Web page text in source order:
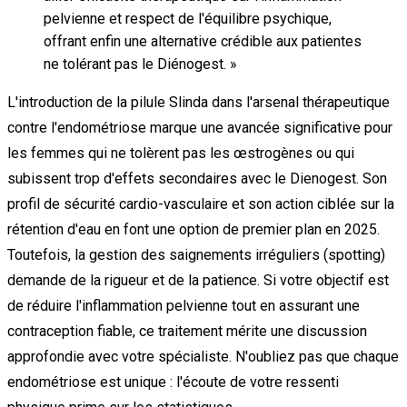
pelvienne et respect de l'équilibre psychique,
offrant enfin une alternative crédible aux patientes
ne tolérant pas le Diénogest. »
L'introduction de la pilule Slinda dans l'arsenal thérapeutique
contre l'endométriose marque une avancée significative pour
les femmes qui ne tolèrent pas les œstrogènes ou qui
subissent trop d'effets secondaires avec le Dienogest. Son
profil de sécurité cardio-vasculaire et son action ciblée sur la
rétention d'eau en font une option de premier plan en 2025.
Toutefois, la gestion des saignements irréguliers (spotting)
demande de la rigueur et de la patience. Si votre objectif est
de réduire l'inflammation pelvienne tout en assurant une
contraception fiable, ce traitement mérite une discussion
approfondie avec votre spécialiste. N'oubliez pas que chaque
endométriose est unique : l'écoute de votre ressenti